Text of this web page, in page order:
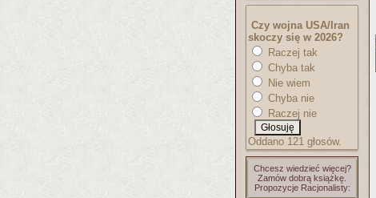
Czy wojna USA/Iran
skoczy się w 2026?
Raczej tak
Chyba tak
Nie wiem
Chyba nie
Raczej nie
Oddano 121 głosów.
Chcesz wiedzieć więcej?
Zamów dobrą książkę.
Propozycje Racjonalisty: